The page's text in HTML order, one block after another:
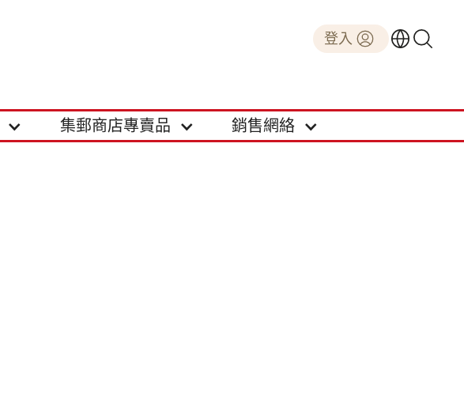
登入
集郵商店專賣品 銷售網絡